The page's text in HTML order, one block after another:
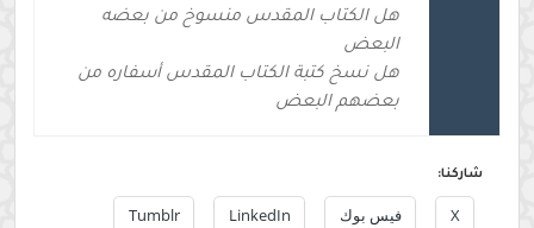
هل الكتاب المقدس منسوخ من بعضه
البعض
هل نسخ كتبة الكتاب المقدس أسفاره من
بعضهم البعض
شاركنا:
X فيس بوك LinkedIn
Tumblr